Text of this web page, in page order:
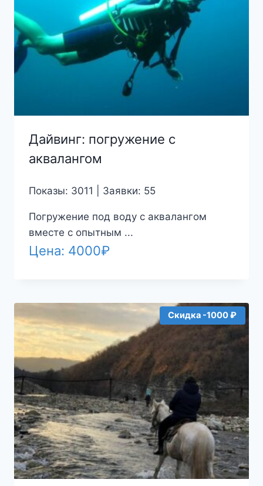
Дайвинг: погружение с
аквалангом
Показы: 3011 | Заявки: 55
Погружение под воду с аквалангом
вместе с опытным ...
Цена: 4000₽
Скидка -1000 ₽